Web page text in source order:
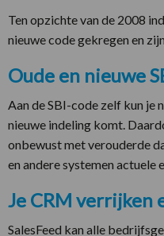
Ten opzichte van de 2008
nieuwe code gekregen en
Oude en nieuwe
Aan de SBI-code zelf kun je
nieuwe indeling komt.
onbewust met verouderde
en andere systemen actuele
Je CRM verrijken
SalesFeed kan alle